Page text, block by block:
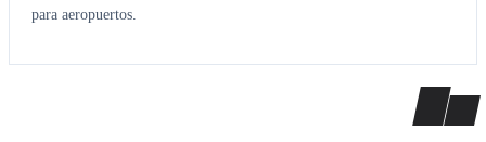
para aeropuertos.